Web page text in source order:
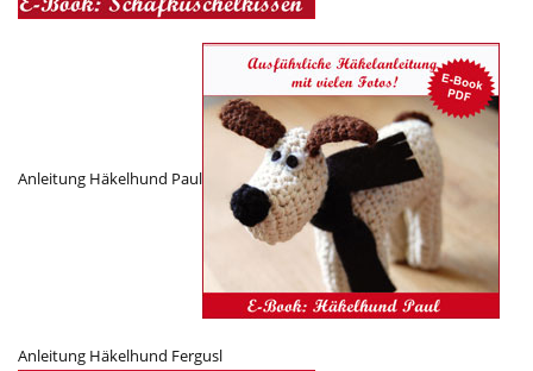
Anleitung Häkelhund Paul
Anleitung Häkelhund Fergusl